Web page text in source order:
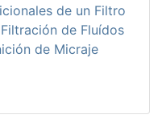
de un Filtro
de Fluídos
de Micraje